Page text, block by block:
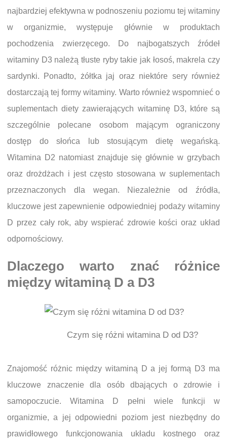
najbardziej efektywna w podnoszeniu poziomu tej witaminy
w organizmie, występuje głównie w produktach
pochodzenia zwierzęcego. Do najbogatszych źródeł
witaminy D3 należą tłuste ryby takie jak łosoś, makrela czy
sardynki. Ponadto, żółtka jaj oraz niektóre sery również
dostarczają tej formy witaminy. Warto również wspomnieć o
suplementach diety zawierających witaminę D3, które są
szczególnie polecane osobom mającym ograniczony
dostęp do słońca lub stosującym dietę wegańską.
Witamina D2 natomiast znajduje się głównie w grzybach
oraz drożdżach i jest często stosowana w suplementach
przeznaczonych dla wegan. Niezależnie od źródła,
kluczowe jest zapewnienie odpowiedniej podaży witaminy
D przez cały rok, aby wspierać zdrowie kości oraz układ
odpornościowy.
Dlaczego warto znać różnice
między witaminą D a D3
Czym się różni witamina D od D3?
Znajomość różnic między witaminą D a jej formą D3 ma
kluczowe znaczenie dla osób dbających o zdrowie i
samopoczucie. Witamina D pełni wiele funkcji w
organizmie, a jej odpowiedni poziom jest niezbędny do
prawidłowego funkcjonowania układu kostnego oraz